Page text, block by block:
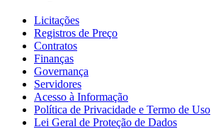
Licitações
Registros de Preço
Contratos
Finanças
Governança
Servidores
Acesso à Informação
Política de Privacidade e Termo de Uso
Lei Geral de Proteção de Dados